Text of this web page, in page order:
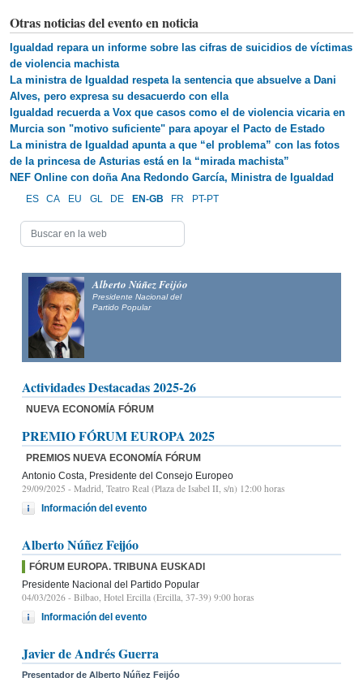
Otras noticias del evento en noticia
Igualdad repara un informe sobre las cifras de suicidios de víctimas
de violencia machista
La ministra de Igualdad respeta la sentencia que absuelve a Dani
Alves, pero expresa su desacuerdo con ella
Igualdad recuerda a Vox que casos como el de violencia vicaria en
Murcia son "motivo suficiente" para apoyar el Pacto de Estado
La ministra de Igualdad apunta a que “el problema” con las fotos
de la princesa de Asturias está en la “mirada machista”
NEF Online con doña Ana Redondo García, Ministra de Igualdad
ES CA EU GL DE EN-GB FR PT-PT
Alberto Núñez Feijóo
Presidente Nacional del
Partido Popular
Actividades Destacadas 2025-26
NUEVA ECONOMÍA FÓRUM
PREMIO FÓRUM EUROPA 2025
PREMIOS NUEVA ECONOMÍA FÓRUM
Antonio Costa, Presidente del Consejo Europeo
29/09/2025 - Madrid, Teatro Real (Plaza de Isabel II, s/n) 12:00 horas
Información del evento
Alberto Núñez Feijóo
FÓRUM EUROPA. TRIBUNA EUSKADI
Presidente Nacional del Partido Popular
04/03/2026 - Bilbao, Hotel Ercilla (Ercilla, 37-39) 9:00 horas
Información del evento
Javier de Andrés Guerra
Presentador de Alberto Núñez Feijóo